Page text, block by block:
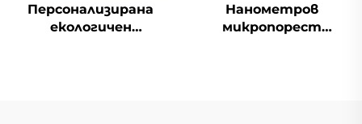
Персонализирана
екологичен
Нанометров
микропорест